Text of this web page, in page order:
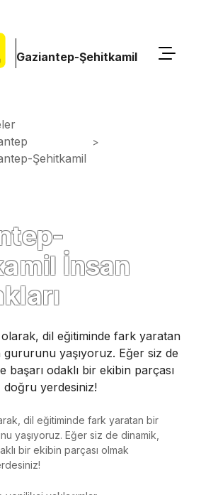
Gaziantep-Şehitkamil
Şehitkamil
>
İnsan
olarak, dil eğitiminde fark yaratan
yaşıyoruz. Eğer siz de
başarı odaklı bir ekibin parçası
doğru yerdesiniz!
dil eğitiminde fark yaratan bir
yaşıyoruz. Eğer siz de dinamik,
bir ekibin parçası olmak